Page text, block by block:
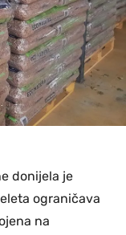
donijela je
ograničava
na